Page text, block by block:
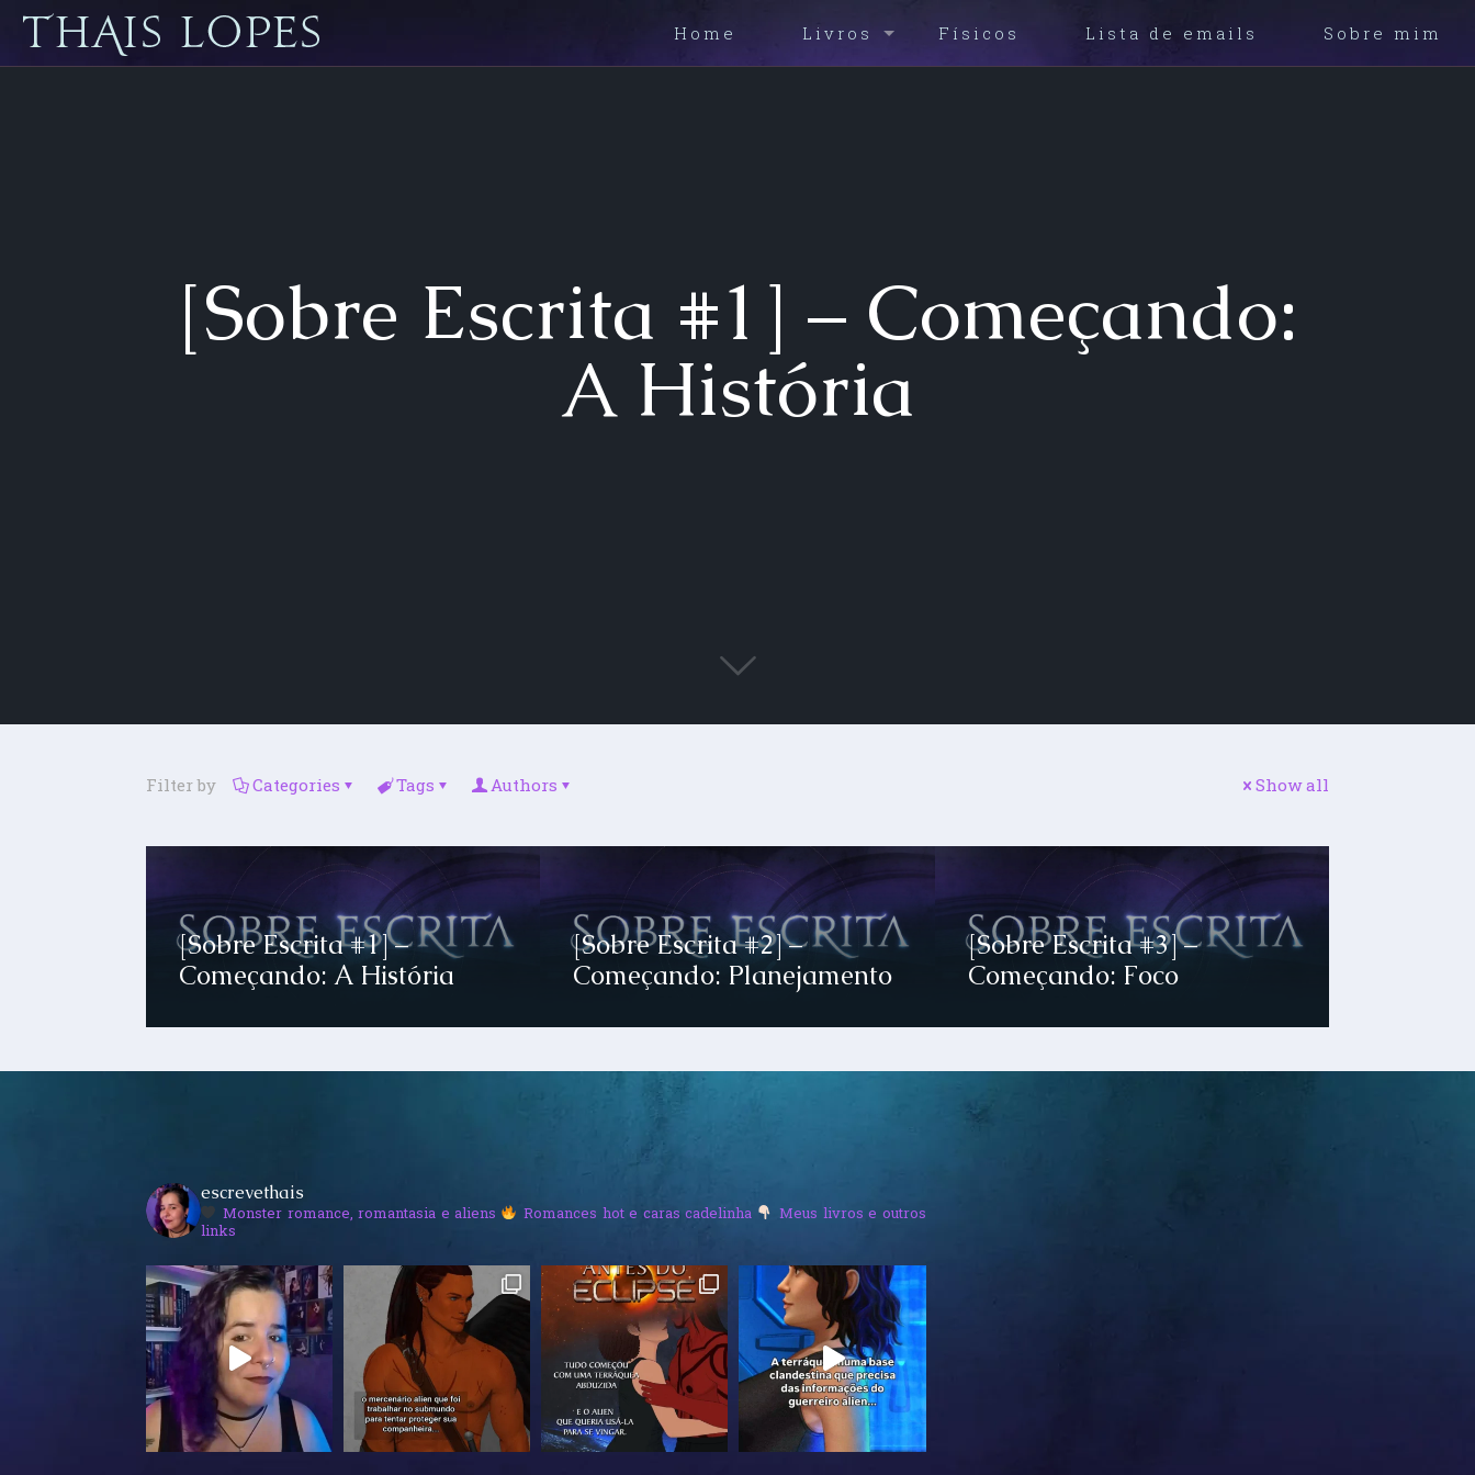
Home Livros Físicos Lista de emails Sobre mim
[Sobre Escrita #1] – Começando:
A História
Filter by Categories Tags Authors Show all
[Sobre Escrita #1] –
Começando: A História
[Sobre Escrita #2] –
Começando: Planejamento
[Sobre Escrita #3] –
Começando: Foco
escrevethais
Monster romance, romantasia e aliens Romances hot e caras cadelinha
Meus livros e outros
links